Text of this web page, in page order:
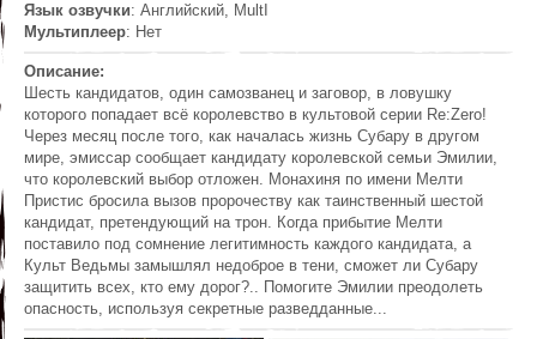
Язык озвучки: Английский, MultI
Мультиплеер: Нет
Описание:
Шесть кандидатов, один самозванец и заговор, в ловушку
которого попадает всё королевство в культовой серии Re:Zero!
Через месяц после того, как началась жизнь Субару в другом
мире, эмиссар сообщает кандидату королевской семьи Эмилии,
что королевский выбор отложен. Монахиня по имени Мелти
Пристис бросила вызов пророчеству как таинственный шестой
кандидат, претендующий на трон. Когда прибытие Мелти
поставило под сомнение легитимность каждого кандидата, а
Культ Ведьмы замышлял недоброе в тени, сможет ли Субару
защитить всех, кто ему дорог?.. Помогите Эмилии преодолеть
опасность, используя секретные разведданные...